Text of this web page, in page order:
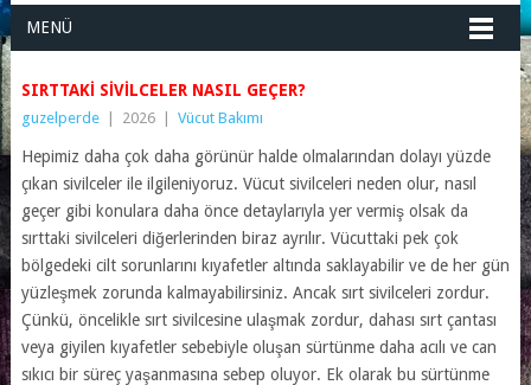
MENÜ
SIRTTAKI SIVILCELER NASIL GEÇER?
guzelperde 2026 Vücut Bakımı
Hepimiz daha çok daha görünür halde olmalarından dolayı yüzde
çıkan sivilceler ile ilgileniyoruz. Vücut sivilceleri neden olur, nasıl
geçer gibi konulara daha önce detaylarıyla yer vermiş olsak da
sırttaki sivilceleri diğerlerinden biraz ayrılır. Vücuttaki pek çok
bölgedeki cilt sorunlarını kıyafetler altında saklayabilir ve de her gün
yüzleşmek zorunda kalmayabilirsiniz. Ancak sırt sivilceleri zordur.
Çünkü, öncelikle sırt sivilcesine ulaşmak zordur, dahası sırt çantası
veya giyilen kıyafetler sebebiyle oluşan sürtünme daha acılı ve can
sıkıcı bir süreç yaşanmasına sebep oluyor. Ek olarak bu sürtünme